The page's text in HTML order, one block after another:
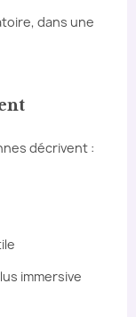
dans une
décrivent :
immersive